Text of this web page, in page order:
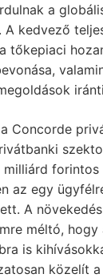
a
A kedvező
tőkepiaci
Concorde
milliárd
az egy
A
méltó, hogy
is
közelít